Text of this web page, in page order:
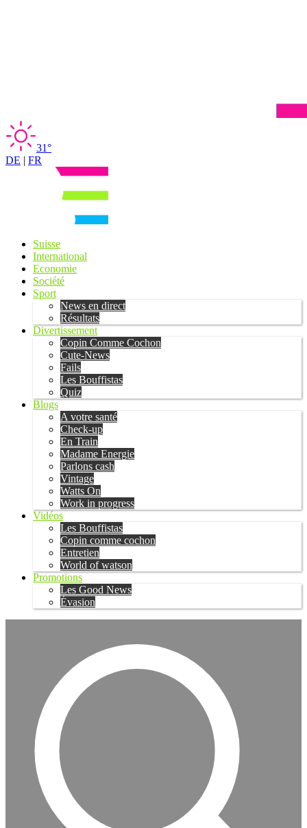
31°
DE | FR
Suisse
International
Economie
Société
Sport
News en direct
Résultats
Divertissement
Copin Comme Cochon
Cute-News
Fails
Les Bouffistas
Quiz
Blogs
A votre santé
Check-up
En Train
Madame Energie
Parlons cash
Vintage
Watts On
Work in progress
Vidéos
Les Bouffistas
Copin comme cochon
Entretien
World of watson
Promotions
Les Good News
Évasion